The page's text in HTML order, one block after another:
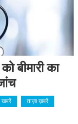
बीमारी का
खबरें
ताज़ा ख़बरें